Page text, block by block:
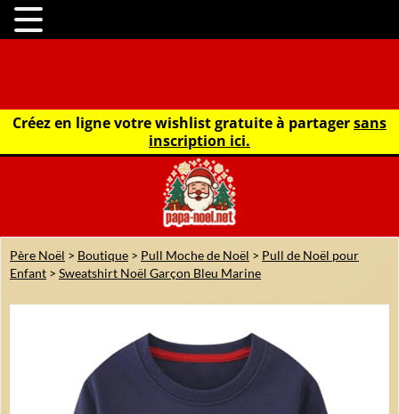
Créez en ligne votre wishlist gratuite à partagersans
inscription ici.
Père Noël > Boutique > Pull Moche de Noël > Pull de Noël pour
Enfant > Sweatshirt Noël Garçon Bleu Marine